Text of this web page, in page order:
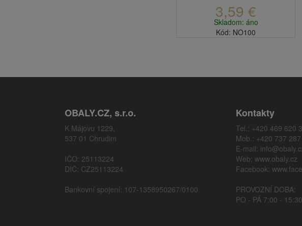
3,59 €
Skladom: áno
Kód: NO100
OBALY.CZ, s.r.o.
K Májovu 1229,
537 01 Chrudim
IČO: 25113224
DIČ: CZ25113224
Bankovní spojení: 107-1358950267/0100
Kontakty
Tel.: +420 469 620
Mob.: +420 737
E-mail:
Web: www.obaly.cz
Facebook:
PROVOZNÍ DOBA:
PO - PÁ 7:00 - 15:30